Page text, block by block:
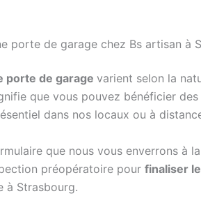
porte de garage chez Bs artisan à
porte de garage varient selon la
que vous pouvez bénéficier
dans nos locaux ou à
que nous vous enverrons à la
préopératoire pour finaliser
à Strasbourg.